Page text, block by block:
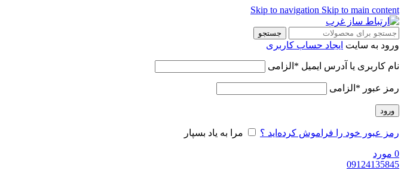
Skip to navigation Skip to main content
جستجو
ورود به سایت ایجاد حساب کاربری
نام کاربری یا آدرس ایمیل * الزامی
رمز عبور * الزامی
ورود
رمز عبور خود را فراموش کرده‌اید ؟ مرا به یاد بسپار
0 مورد
09124135845